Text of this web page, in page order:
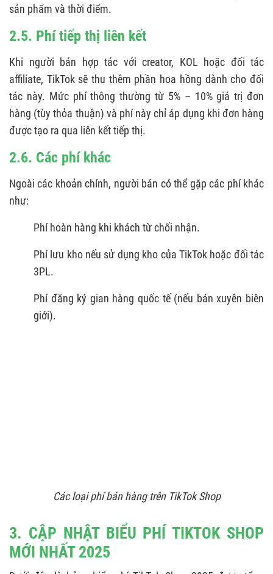
sản phẩm và thời điểm.
2.5. Phí tiếp thị liên kết
Khi người bán hợp tác với creator, KOL hoặc đối tác
affiliate, TikTok sẽ thu thêm phần hoa hồng dành cho đối
tác này. Mức phí thông thường từ 5% – 10% giá trị đơn
hàng (tùy thỏa thuận) và phí này chỉ áp dụng khi đơn hàng
được tạo ra qua liên kết tiếp thị.
2.6. Các phí khác
Ngoài các khoản chính, người bán có thể gặp các phí khác
như:
Phí hoàn hàng khi khách từ chối nhận.
Phí lưu kho nếu sử dụng kho của TikTok hoặc đối tác
3PL.
Phí đăng ký gian hàng quốc tế (nếu bán xuyên biên
giới).
Các loại phí bán hàng trên TikTok Shop
3. CẬP NHẬT BIỂU PHÍ TIKTOK SHOP
MỚI NHẤT 2025